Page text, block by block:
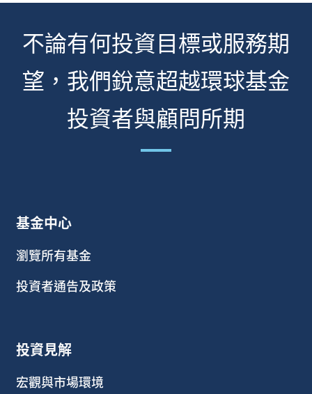
不論有何投資目標或服務期
望，我們銳意超越環球基金
投資者與顧問所期
基金中心
瀏覽所有基金
投資者通告及政策
投資見解
宏觀與市場環境